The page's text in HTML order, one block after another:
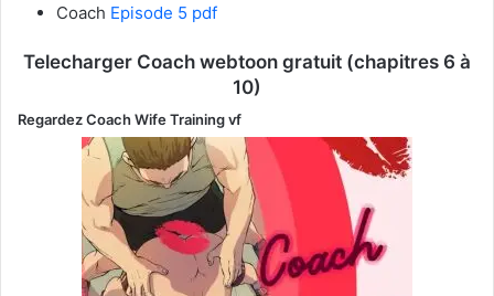
Coach Episode 5 pdf
Telecharger Coach webtoon gratuit (chapitres 6 à
10)
RegardezCoach Wife Trainingvf